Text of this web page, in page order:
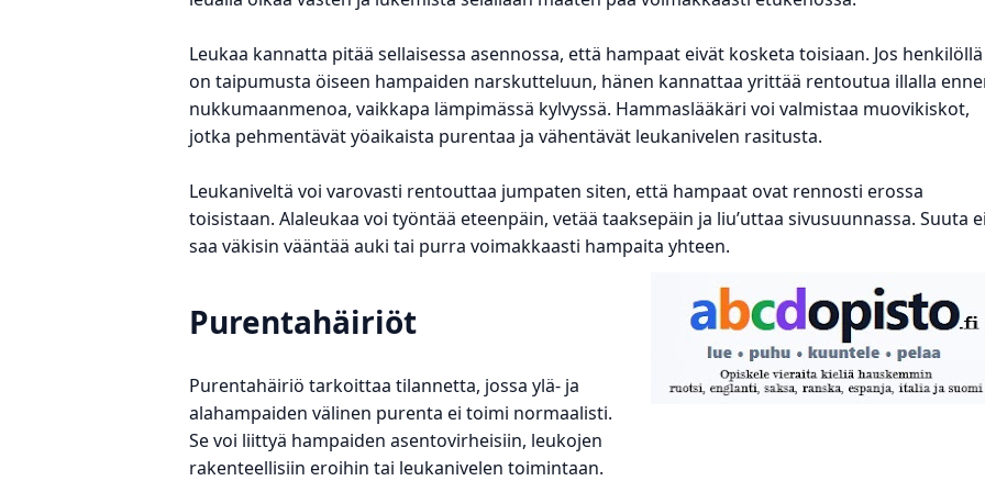
Leukaa kannatta pitää sellaisessa asennossa, että hampaat eivät kosketa toisiaan. Jos henkilöllä
on taipumusta öiseen hampaiden narskutteluun, hänen kannattaa yrittää rentoutua illalla
nukkumaanmenoa, vaikkapa lämpimässä kylvyssä. Hammaslääkäri voi valmistaa muovikiskot,
jotka pehmentävät yöaikaista purentaa ja vähentävät leukanivelen rasitusta.
Leukaniveltä voi varovasti rentouttaa jumpaten siten, että hampaat ovat rennosti erossa
toisistaan. Alaleukaa voi työntää eteenpäin, vetää taaksepäin ja liu’uttaa sivusuunnassa. Suuta
saa väkisin vääntää auki tai purra voimakkaasti hampaita yhteen.
Purentahäiriöt
Purentahäiriö tarkoittaa tilannetta, jossa ylä- ja
alahampaiden välinen purenta ei toimi normaalisti.
Se voi liittyä hampaiden asentovirheisiin, leukojen
rakenteellisiin eroihin tai leukanivelen toimintaan.